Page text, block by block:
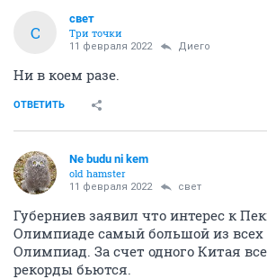
С
свет
Три точки
11 февраля 2022 Диего
Ни в коем разе.
ОТВЕТИТЬ
Ne budu ni kem
old hamster
11 февраля 2022 свет
Губерниев заявил что интерес к
Олимпиаде самый большой из
Олимпиад. За счет одного Китая
рекорды бьются.